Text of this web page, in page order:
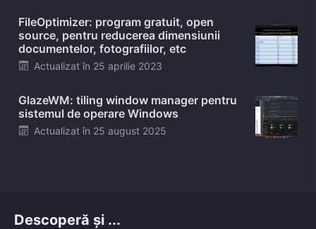
FileOptimizer: program gratuit, open
source, pentru reducerea dimensiunii
documentelor, fotografiilor, etc
Posted
Actualizat în 25 aprilie 2023
GlazeWM: tiling window manager pentru
sistemul de operare Windows
Posted
Actualizat în 25 august 2025
Descoperă și ...